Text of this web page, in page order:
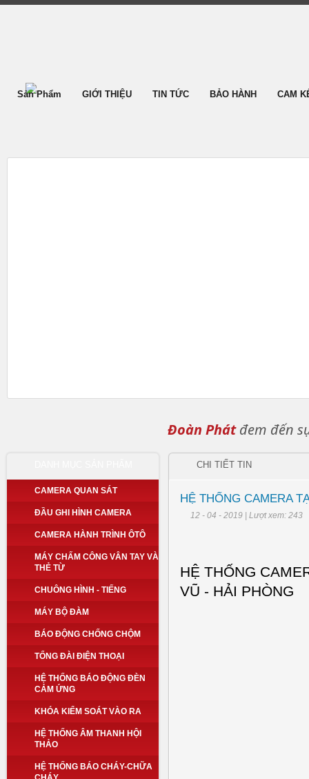
Sản Phẩm GIỚI THIỆU TIN TỨC BẢO HÀNH CAM
Đoàn Phátđem đến
CAMERA QUAN SÁT
ĐẦU GHI HÌNH CAMERA
CAMERA HÀNH TRÌNH ÔTÔ
MÁY CHẤM CÔNG VÂN TAY VÀ
THẺ TỪ
CHUÔNG HÌNH - TIẾNG
MÁY BỘ ĐÀM
BÁO ĐỘNG CHỐNG CHỘM
TỔNG ĐÀI ĐIỆN THOẠI
HỆ THỐNG BÁO ĐỘNG ĐÈN
CẢM ỨNG
KHÓA KIỂM SOÁT VÀO RA
HỆ THỐNG ÂM THANH HỘI
THẢO
HỆ THỐNG BÁO CHÁY-CHỮA
CHI TIẾT TIN
HỆ THỐNG CAMERA
12 - 04 - 2019 | Lượt xem: 243
HỆ THỐNG
VŨ - HẢI PHÒNG